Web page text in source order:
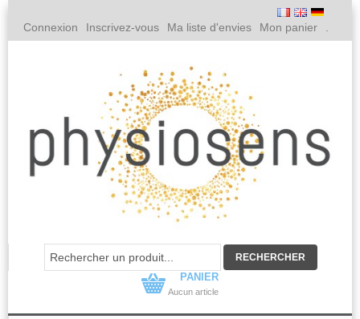
Connexion Inscrivez-vous Ma liste d'envies Mon panier
PANIER
Aucun article